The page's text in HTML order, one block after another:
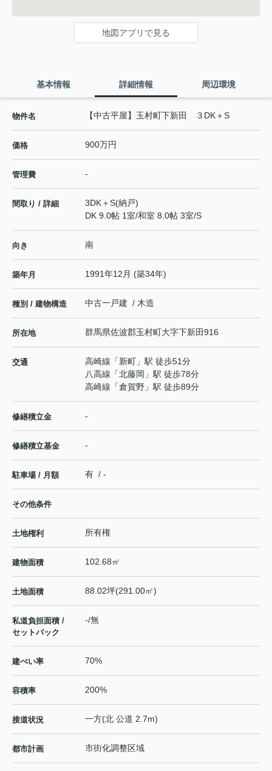
地図アプリで見る
基本情報 詳細情報 周辺環境
物件名 【中古平屋】玉村町下新田 ３DK＋S
価格 900万円
管理費 -
間取り / 詳細
3DK＋S(納戸)
DK 9.0帖 1室/和室 8.0帖 3室/S
向き 南
築年月 1991年12月 (築34年)
種別 / 建物構造 中古一戸建 / 木造
所在地 群馬県佐波郡玉村町大字下新田916
交通 高崎線 「新町 」駅 徒歩51分
八高線 「北藤岡 」駅 徒歩78分
高崎線 「倉賀野 」駅 徒歩89分
修繕積立金 -
修繕積立基金 -
駐車場 / 月額 有 / -
その他条件
土地権利 所有権
建物面積 102.68㎡
土地面積 88.02坪(291.00㎡)
私道負担面積 /
セットバック
-/無
建ぺい率 70%
容積率 200%
接道状況 一方(北 公道 2.7m)
都市計画 市街化調整区域